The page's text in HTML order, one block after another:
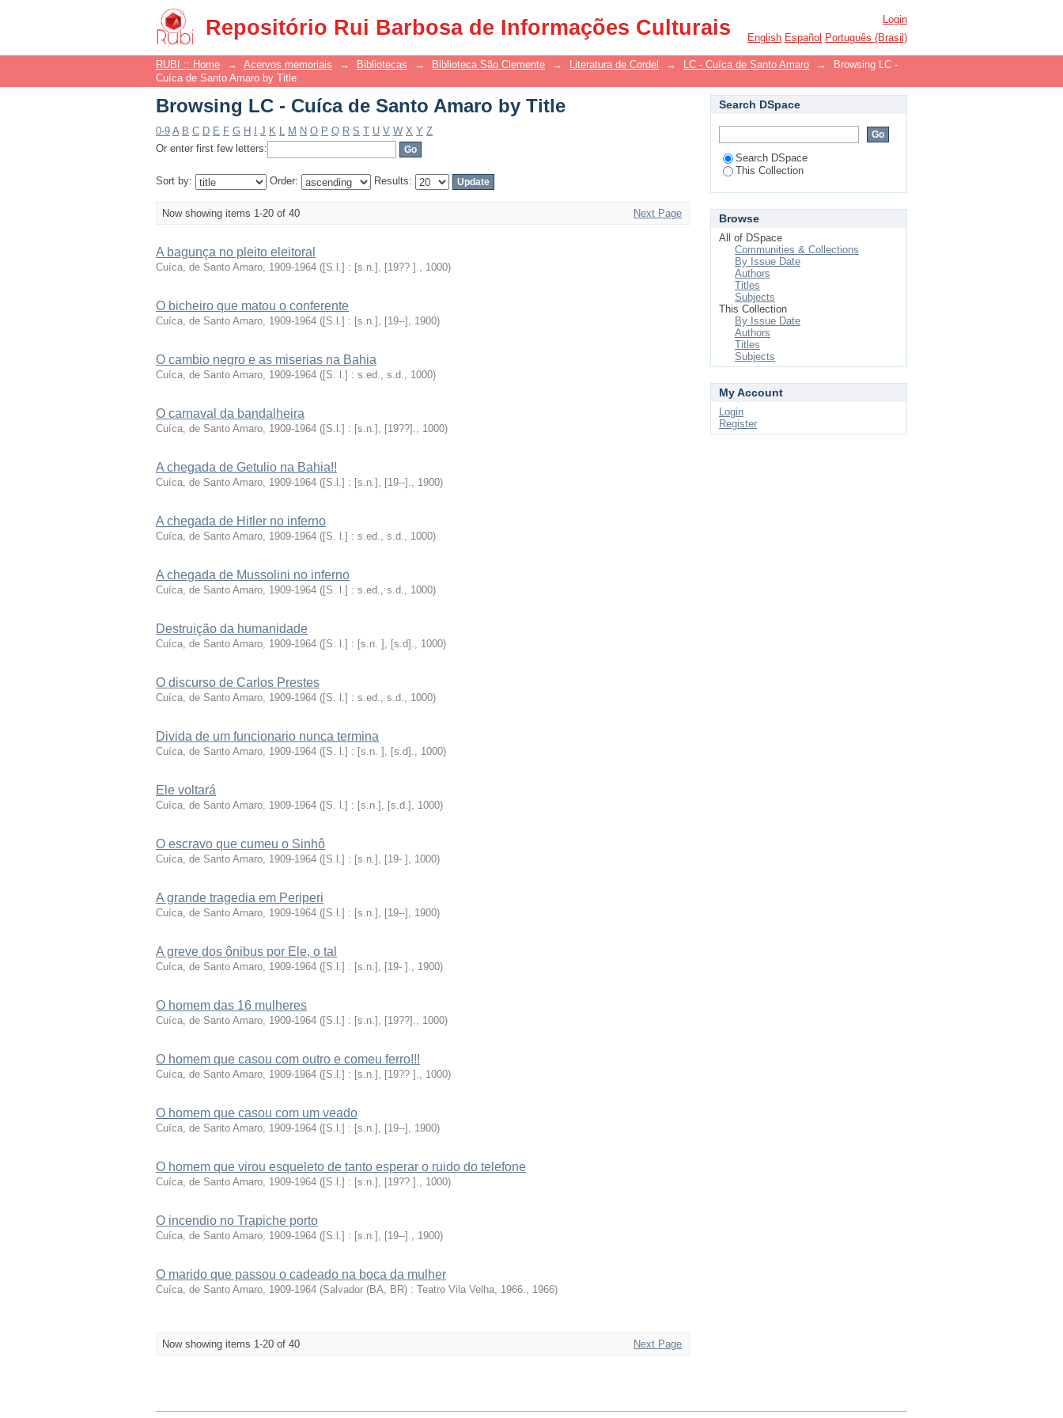
Repositório Rui Barbosa de Informações Culturais
Browsing LC - Cuíca de Santo Amaro by Title
Login
English Español Português (Brasil)
RUBI :: Home → Acervos memoriais → Bibliotecas → Biblioteca São Clemente → Literatura de Cordel → LC - Cuíca de Santo Amaro →
Browsing LC -
Cuíca de Santo Amaro by Title
Browsing LC - Cuíca de Santo Amaro by Title
0-9 A B C D E F G H J K L M N O P Q R S T U V W X Y Z
Or enter first few letters:
Sort by: Order: Results:
Now showing items 1-20 of 40 Next Page
A bagunça no pleito eleitoral
Cuíca, de Santo Amaro, 1909-1964 ([S.l.] : [s.n.], [19?? ]., 1000)
O bicheiro que matou o conferente
Cuíca, de Santo Amaro, 1909-1964 ([S.l.] : [s.n.], [19--] , 1900)
O cambio negro e as miserias na Bahia
Cuíca, de Santo Amaro, 1909-1964 ([S. l.] : s.ed., s.d., 1000)
O carnaval da bandalheira
Cuíca, de Santo Amaro, 1909-1964 ([S.l.] : [s.n.], [19??]., 1000)
A chegada de Getulio na Bahia!!
Cuíca, de Santo Amaro, 1909-1964 ([S.l.] : [s.n.], [19--]., 1900)
A chegada de Hitler no inferno
Cuíca, de Santo Amaro, 1909-1964 ([S. l.] : s.ed., s.d., 1000)
A chegada de Mussolini no inferno
Cuíca, de Santo Amaro, 1909-1964 ([S. l.] : s.ed., s.d., 1000)
Destruição da humanidade
Cuíca, de Santo Amaro, 1909-1964 ([S. l.] : [s.n. ], [s.d]., 1000)
O discurso de Carlos Prestes
Cuíca, de Santo Amaro, 1909-1964 ([S. l.] : s.ed., s.d., 1000)
Divida de um funcionario nunca termina
Cuíca, de Santo Amaro, 1909-1964 ([S. l.] : [s.n. ], [s.d]., 1000)
Ele voltará
Cuíca, de Santo Amaro, 1909-1964 ([S. l.] : [s.n.], [s.d.] , 1000)
O escravo que cumeu o Sinhô
Cuíca, de Santo Amaro, 1909-1964 ([S.l.] : [s.n.], [19- ] , 1000)
A grande tragedia em Periperi
Cuíca, de Santo Amaro, 1909-1964 ([S.l.] : [s.n.], [19--] , 1900)
A greve dos ônibus por Ele, o tal
Cuíca, de Santo Amaro, 1909-1964 ([S.l.] : [s.n.], [19- ]., 1900)
O homem das 16 mulheres
Cuíca, de Santo Amaro, 1909-1964 ([S.l.] : [s.n.], [19??]., 1000)
O homem que casou com outro e comeu ferro!!!
Cuíca, de Santo Amaro, 1909-1964 ([S.l.] : [s.n.], [19?? ]., 1000)
O homem que casou com um veado
Cuíca, de Santo Amaro, 1909-1964 ([S.l.] : [s.n.], [19--] , 1900)
O homem que virou esqueleto de tanto esperar o ruido do telefone
Cuíca, de Santo Amaro, 1909-1964 ([S.l.] : [s.n.], [19?? ]., 1000)
O incendio no Trapiche porto
Cuíca, de Santo Amaro, 1909-1964 ([S.l.] : [s.n.], [19--]., 1900)
O marido que passou o cadeado na boca da mulher
Cuíca, de Santo Amaro, 1909-1964 (Salvador (BA, BR) : Teatro Vila Velha, 1966., 1966)
Now showing items 1-20 of 40 Next Page
Search DSpace
Search DSpace
This Collection
Browse
All of DSpace
Communities & Collections
By Issue Date
Authors
Titles
Subjects
This Collection
By Issue Date
Authors
Titles
Subjects
My Account
Login
Register